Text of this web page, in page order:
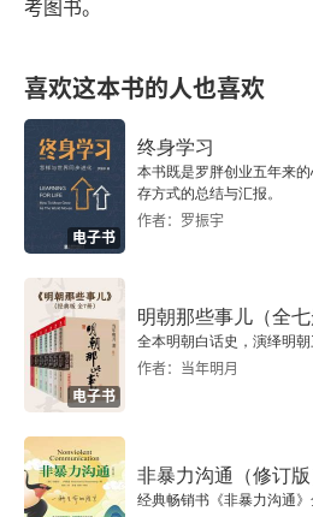
心，并由此记恨他的父亲。
人们。但是故事背景又不太
晚点再搜搜看其它点评，不
有没有什么人物和情节关联
读完了，通篇的阅读历程真
完了》里讲的 “福尔摩斯读书
考图书。
喜欢这本书的人也喜欢
电子书
终身学习
本书既是罗胖创业五年来
存方式的总结与汇报。
作者：罗振宇
电子书
明朝那些事儿（全七
全本明朝白话史，演绎明朝
作者：当年明月
非暴力沟通（修订版
经典畅销书《非暴力沟通》